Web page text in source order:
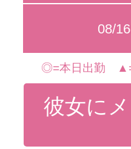
08/
◎=本日出勤 ▲=
彼女に